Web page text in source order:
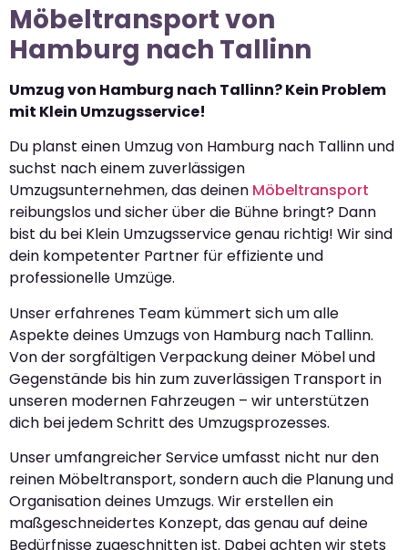
Möbeltransport von
Hamburg nach Tallinn
Umzug von Hamburg nach Tallinn? Kein Problem
mit Klein Umzugsservice!
Du planst einen Umzug von Hamburg nach Tallinn und
suchst nach einem zuverlässigen
Umzugsunternehmen, das deinen Möbeltransport
reibungslos und sicher über die Bühne bringt? Dann
bist du bei Klein Umzugsservice genau richtig! Wir sind
dein kompetenter Partner für effiziente und
professionelle Umzüge.
Unser erfahrenes Team kümmert sich um alle
Aspekte deines Umzugs von Hamburg nach Tallinn.
Von der sorgfältigen Verpackung deiner Möbel und
Gegenstände bis hin zum zuverlässigen Transport in
unseren modernen Fahrzeugen – wir unterstützen
dich bei jedem Schritt des Umzugsprozesses.
Unser umfangreicher Service umfasst nicht nur den
reinen Möbeltransport, sondern auch die Planung und
Organisation deines Umzugs. Wir erstellen ein
maßgeschneidertes Konzept, das genau auf deine
Bedürfnisse zugeschnitten ist. Dabei achten wir stets